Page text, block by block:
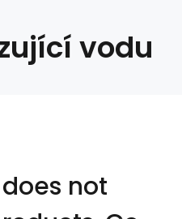
vodu
not